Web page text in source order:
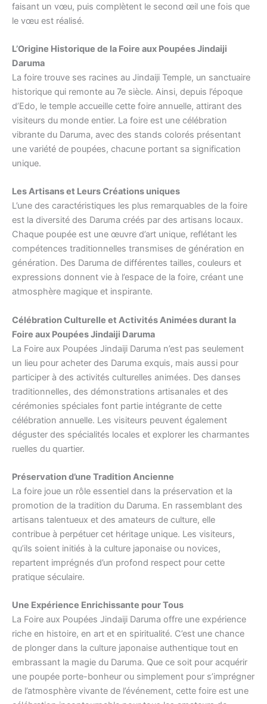
faisant un vœu, puis complètent le second œil une fois que
le vœu est réalisé.
L’Origine Historique de la Foire aux Poupées Jindaiji
Daruma
La foire trouve ses racines au Jindaiji Temple, un sanctuaire
historique qui remonte au 7e siècle. Ainsi, depuis l’époque
d’Edo, le temple accueille cette foire annuelle, attirant des
visiteurs du monde entier. La foire est une célébration
vibrante du Daruma, avec des stands colorés présentant
une variété de poupées, chacune portant sa signification
unique.
Les Artisans et Leurs Créations uniques
L’une des caractéristiques les plus remarquables de la foire
est la diversité des Daruma créés par des artisans locaux.
Chaque poupée est une œuvre d’art unique, reflétant les
compétences traditionnelles transmises de génération en
génération. Des Daruma de différentes tailles, couleurs et
expressions donnent vie à l’espace de la foire, créant une
atmosphère magique et inspirante.
Célébration Culturelle et Activités Animées durant la
Foire aux Poupées Jindaiji Daruma
La Foire aux Poupées Jindaiji Daruma n’est pas seulement
un lieu pour acheter des Daruma exquis, mais aussi pour
participer à des activités culturelles animées. Des danses
traditionnelles, des démonstrations artisanales et des
cérémonies spéciales font partie intégrante de cette
célébration annuelle. Les visiteurs peuvent également
déguster des spécialités locales et explorer les charmantes
ruelles du quartier.
Préservation d’une Tradition Ancienne
La foire joue un rôle essentiel dans la préservation et la
promotion de la tradition du Daruma. En rassemblant des
artisans talentueux et des amateurs de culture, elle
contribue à perpétuer cet héritage unique. Les visiteurs,
qu’ils soient initiés à la culture japonaise ou novices,
repartent imprégnés d’un profond respect pour cette
pratique séculaire.
Une Expérience Enrichissante pour Tous
La Foire aux Poupées Jindaiji Daruma offre une expérience
riche en histoire, en art et en spiritualité. C’est une chance
de plonger dans la culture japonaise authentique tout en
embrassant la magie du Daruma. Que ce soit pour acquérir
une poupée porte-bonheur ou simplement pour s’imprégner
de l’atmosphère vivante de l’événement, cette foire est une